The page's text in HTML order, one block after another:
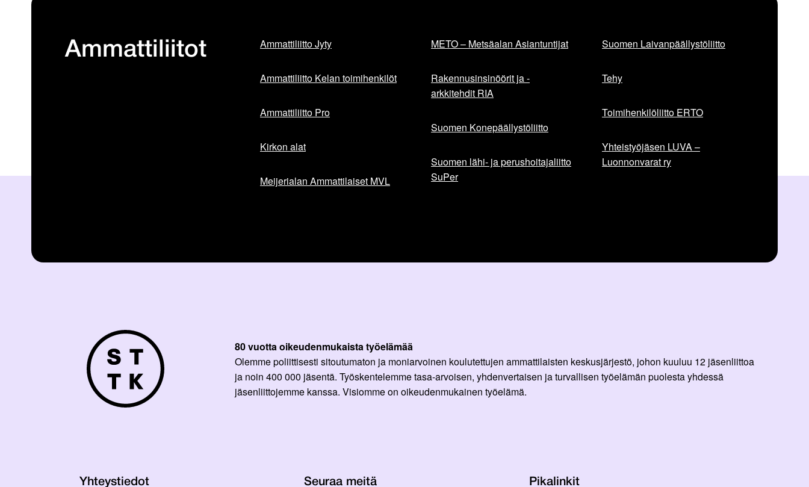
Ammattiliitot Ammattiliitto Jyty
Ammattiliitto Kelan toimihenkilöt
Ammattiliitto Pro
Kirkon alat
Meijerialan Ammattilaiset MVL
METO – Metsäalan Asiantuntijat
Rakennusinsinöörit ja -
arkkitehdit RIA
Suomen Konepäällystöliitto
Suomen lähi- ja perushoitajaliitto
SuPer
Suomen Laivanpäällystöliitto
Tehy
Toimihenkilöliitto ERTO
Yhteistyöjäsen LUVA –
Luonnonvarat ry
80 vuotta oikeudenmukaista työelämää
Olemme poliittisesti sitoutumaton ja moniarvoinen koulutettujen ammattilaisten keskusjärjestö, johon kuuluu 12 jäsenliittoa
ja noin 400 000 jäsentä. Työskentelemme tasa-arvoisen, yhdenvertaisen ja turvallisen työelämän puolesta yhdessä
jäsenliittojemme kanssa. Visiomme on oikeudenmukainen työelämä.
Yhteystiedot Seuraa meitä Pikalinkit